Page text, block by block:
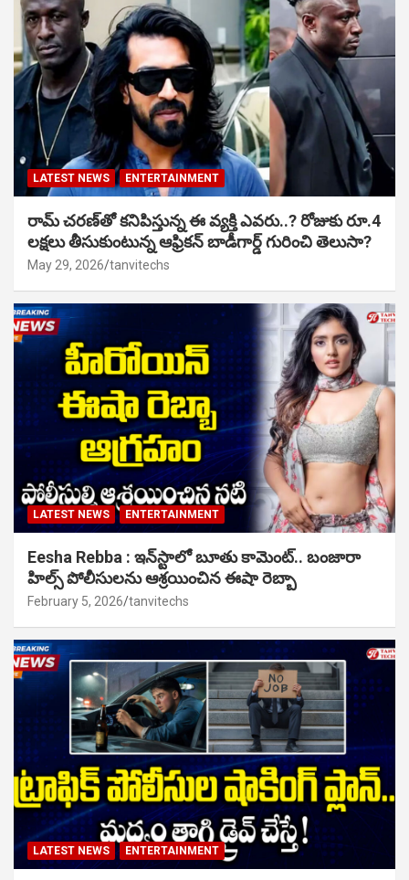
LATEST NEWS ENTERTAINMENT
రామ్ చరణ్‌తో కనిపిస్తున్న ఈ వ్యక్తి ఎవరు..? రోజుకు రూ.4
లక్షలు తీసుకుంటున్న ఆఫ్రికన్ బాడీగార్డ్ గురించి తెలుసా?
May 29, 2026 tanvitechs
LATEST NEWS ENTERTAINMENT
Eesha Rebba : ఇన్‌స్టాలో బూతు కామెంట్.. బంజారా
హిల్స్ పోలీసులను ఆశ్రయించిన ఈషా రెబ్బా
February 5, 2026 tanvitechs
LATEST NEWS ENTERTAINMENT